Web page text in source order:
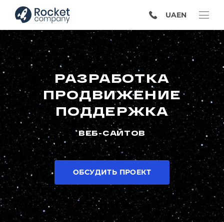
UAEN
РАЗРАБОТКА
ПРОДВИЖЕНИЕ
ПОДДЕРЖКА
ВЕБ-САЙТОВ
ОБСУДИТЬ ПРОЕКТ